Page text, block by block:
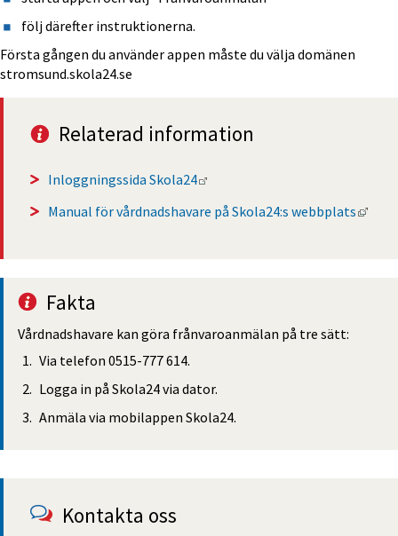
följ därefter instruktionerna.
Första gången du använder appen måste du välja domänen
stromsund.skola24.se
Relaterad information
Inloggningssida Skola24
Manual för vårdnadshavare på Skola24:s webbplats
Fakta
Vårdnadshavare kan göra frånvaroanmälan på tre sätt:
Via telefon 0515-777 614.
Logga in på Skola24 via dator.
Anmäla via mobilappen Skola24.
Kontakta oss